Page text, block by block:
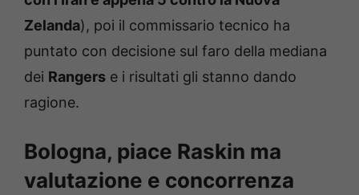
Zelanda), poi il commissario tecnico ha
puntato con decisione sul faro della mediana
dei Rangers e i risultati gli stanno dando
ragione.
Bologna, piace Raskin ma
valutazione e concorrenza